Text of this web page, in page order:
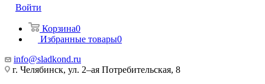
Войти
Корзина0
Избранные товары0
info@sladkond.ru
г. Челябинск, ул. 2–ая Потребительская, 8